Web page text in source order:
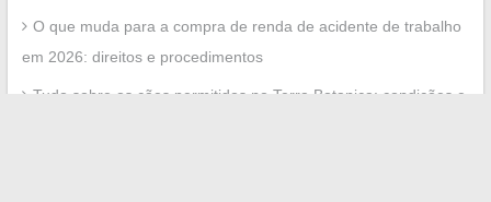
O que muda para a compra de renda de acidente de trabalho
em 2026: direitos e procedimentos
Tudo sobre os cães permitidos no Terra Botanica: condições e